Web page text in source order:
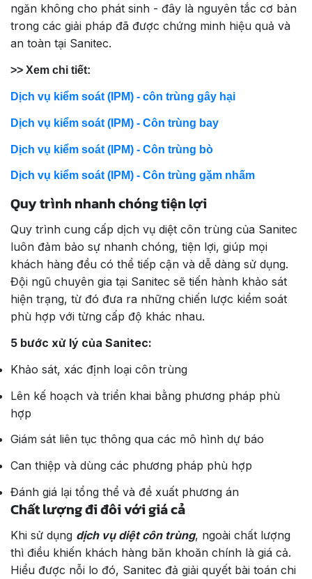
ngăn không cho phát sinh - đây là nguyên tắc cơ bản
trong các giải pháp đã được chứng minh hiệu quả và
an toàn tại Sanitec.
>> Xem chi tiết:
Dịch vụ kiểm soát (IPM) - côn trùng gây hại
Dịch vụ kiểm soát (IPM) - Côn trùng bay
Dịch vụ kiểm soát (IPM) - Côn trùng bò
Dịch vụ kiểm soát (IPM) - Côn trùng gặm nhấm
Quy trình nhanh chóng tiện lợi
Quy trình cung cấp dịch vụ diệt côn trùng của Sanitec
luôn đảm bảo sự nhanh chóng, tiện lợi, giúp mọi
khách hàng đều có thể tiếp cận và dễ dàng sử dụng.
Đội ngũ chuyên gia tại Sanitec sẽ tiến hành khảo sát
hiện trạng, từ đó đưa ra những chiến lược kiểm soát
phù hợp với từng cấp độ khác nhau.
5 bước xử lý của Sanitec:
Khảo sát, xác định loại côn trùng
Lên kế hoạch và triển khai bằng phương pháp phù
hợp
Giám sát liên tục thông qua các mô hình dự báo
Can thiệp và dùng các phương pháp phù hợp
Đánh giá lại tổng thể và đề xuất phương án
Chất lượng đi đôi với giá cả
Khi sử dụng dịch vụ diệt côn trùng, ngoài chất lượng
thì điều khiến khách hàng băn khoăn chính là giá cả.
Hiểu được nỗi lo đó, Sanitec đả giải quyết bài toán chi